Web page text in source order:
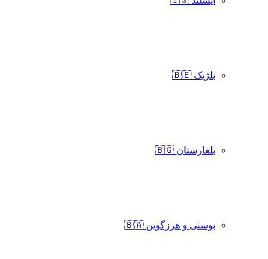
بلژیک 🇧🇪
بلغارستان 🇧🇬
بوسنی و هرزگوین 🇧🇦